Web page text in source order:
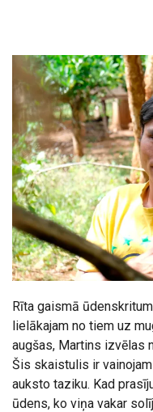
Rīta gaismā
lielākajam no tiem uz
augšas, Martins izvēlas
Šis skaistulis ir
auksto taziku. Kad
ūdens, ko viņa vakar